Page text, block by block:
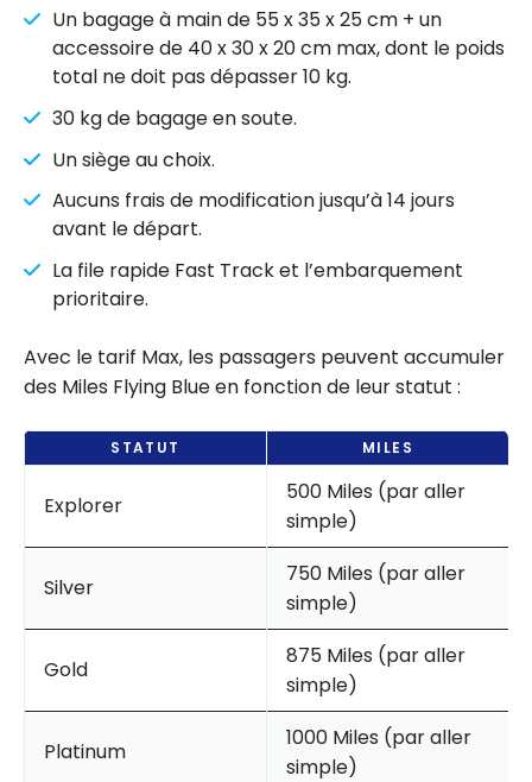
Un bagage à main de 55 x 35 x 25 cm + un
accessoire de 40 x 30 x 20 cm max, dont le poids
total ne doit pas dépasser 10 kg.
30 kg de bagage en soute.
Un siège au choix.
Aucuns frais de modification jusqu’à 14 jours
avant le départ.
La file rapide Fast Track et l’embarquement
prioritaire.
Avec le tarif Max, les passagers peuvent accumuler
des Miles Flying Blue en fonction de leur statut :
STATUT MILES
Explorer
500 Miles (par aller
simple)
Silver
750 Miles (par aller
simple)
Gold
875 Miles (par aller
simple)
Platinum
1000 Miles (par aller
simple)